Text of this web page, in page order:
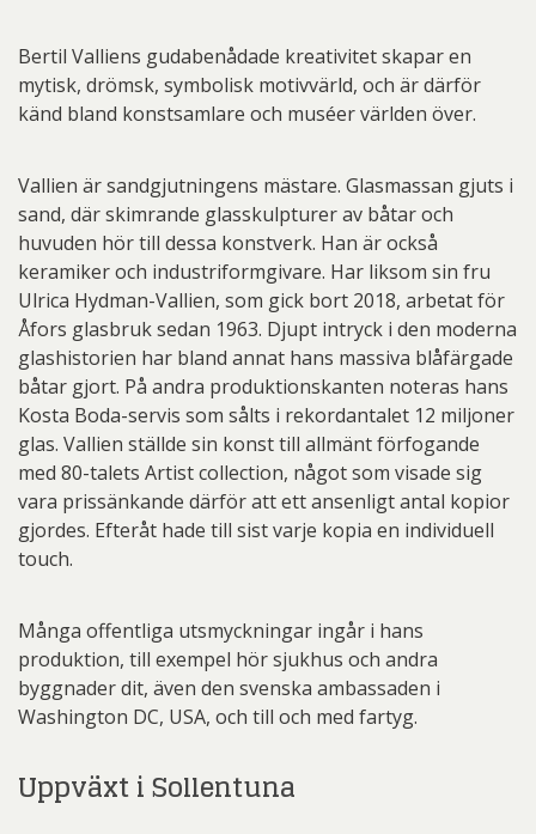
Bertil Valliens gudabenådade kreativitet skapar en
mytisk, drömsk, symbolisk motivvärld, och är därför
känd bland konstsamlare och muséer världen över.
Vallien är sandgjutningens mästare. Glasmassan gjuts i
sand, där skimrande glasskulpturer av båtar och
huvuden hör till dessa konstverk. Han är också
keramiker och industriformgivare. Har liksom sin fru
Ulrica Hydman-Vallien, som gick bort 2018, arbetat för
Åfors glasbruk sedan 1963. Djupt intryck i den moderna
glashistorien har bland annat hans massiva blåfärgade
båtar gjort. På andra produktionskanten noteras hans
Kosta Boda-servis som sålts i rekordantalet 12 miljoner
glas. Vallien ställde sin konst till allmänt förfogande
med 80-talets Artist collection, något som visade sig
vara prissänkande därför att ett ansenligt antal kopior
gjordes. Efteråt hade till sist varje kopia en individuell
touch.
Många offentliga utsmyckningar ingår i hans
produktion, till exempel hör sjukhus och andra
byggnader dit, även den svenska ambassaden i
Washington DC, USA, och till och med fartyg.
Uppväxt i Sollentuna